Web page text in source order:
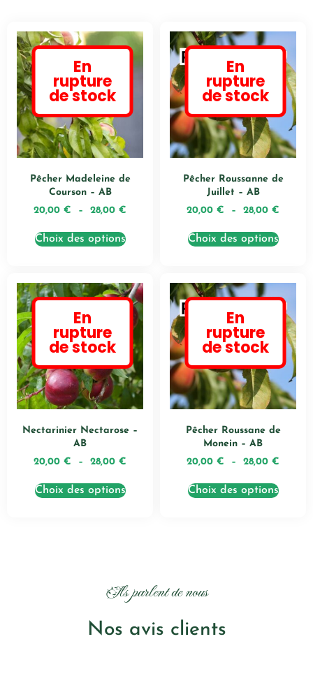
En
rupture
de stock
Pêcher Madeleine de
Courson – AB
20,00 € – 28,00 €
Choix des options
En
rupture
de stock
Pêcher Roussanne de
Juillet – AB
20,00 € – 28,00 €
Choix des options
En
rupture
de stock
Nectarinier Nectarose –
AB
20,00 € – 28,00 €
Choix des options
En
rupture
de stock
Pêcher Roussane de
Monein – AB
20,00 € – 28,00 €
Choix des options
Ils parlent de nous
Nos avis clients